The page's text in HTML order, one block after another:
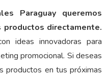
Paraguay queremos
productos directamente.
ideas innovadoras para
promocional. Si deseas
productos en tus próximas